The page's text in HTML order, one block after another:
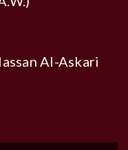
Al-Askari